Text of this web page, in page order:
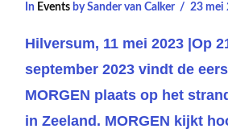
In Events by Sander van Calker 23 mei
Hilversum, 11 mei 2023 |Op
september 2023 vindt de
MORGEN plaats op het
in Zeeland. MORGEN kijkt